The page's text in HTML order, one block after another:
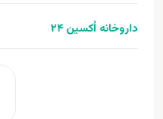
داروخانه اُکسین 24